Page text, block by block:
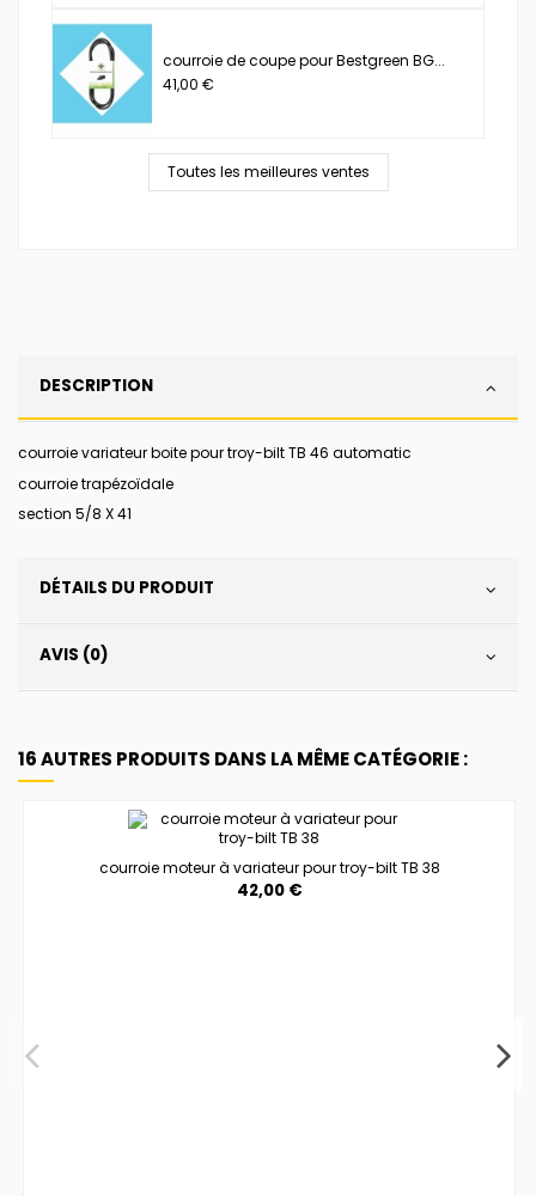
courroie de coupe pour Bestgreen BG...
41,00 €
Toutes les meilleures ventes
DESCRIPTION
courroie variateur boite pour troy-bilt TB 46 automatic
courroie trapézoïdale
section 5/8 X 41
DÉTAILS DU PRODUIT
AVIS (0)
16 AUTRES PRODUITS DANS LA MÊME CATÉGORIE :
courroie moteur à variateur pour troy-bilt TB 38
42,00 €